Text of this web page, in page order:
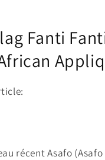
Fanti
récent Asafo